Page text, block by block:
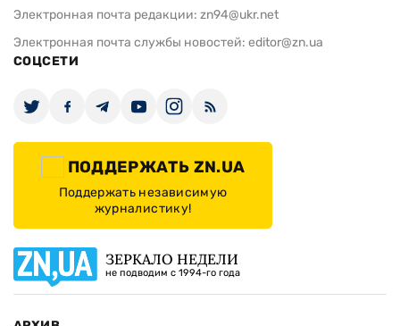
Электронная почта редакции: zn94@ukr.net
Электронная почта службы новостей: editor@zn.ua
СОЦСЕТИ
ПОДДЕРЖАТЬ ZN.UA
Поддержать независимую
журналистику!
ЗЕРКАЛО НЕДЕЛИ
не подводим с 1994-го года